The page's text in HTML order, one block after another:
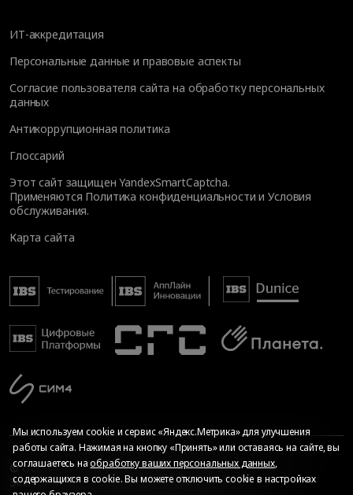
ИТ-аккредитация
Персональные данные и правовые аспекты
Согласие пользователя сайта на обработку персональных
данных
Антикоррупционная политика
Глоссарий
Этот сайт защищен YandexSmartCaptcha.
Применяются Политика конфиденциальности иУсловия
обслуживания.
Карта сайта
© Общество с ограниченной ответственностью «ИБС
Экспертиза», 2026. Все права защищены
Мы используем cookie и сервис «Яндекс.Метрика» для улучшения
работы сайта. Нажимая на кнопку «Принять» или оставаясь на сайте, вы
соглашаетесь наобработку ваших персональных данных,
содержащихся в cookie. Вы можете отключить cookie в настройках